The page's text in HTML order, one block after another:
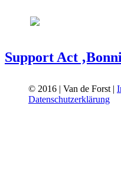
Support Act
© 2016 | Van de Forst |
Datenschutzerklärung